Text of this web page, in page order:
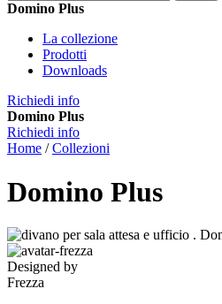
Domino Plus
La collezione
Prodotti
Downloads
Richiedi info
Domino Plus
Richiedi info
Home /Collezioni
Domino Plus
Designed by
Frezza